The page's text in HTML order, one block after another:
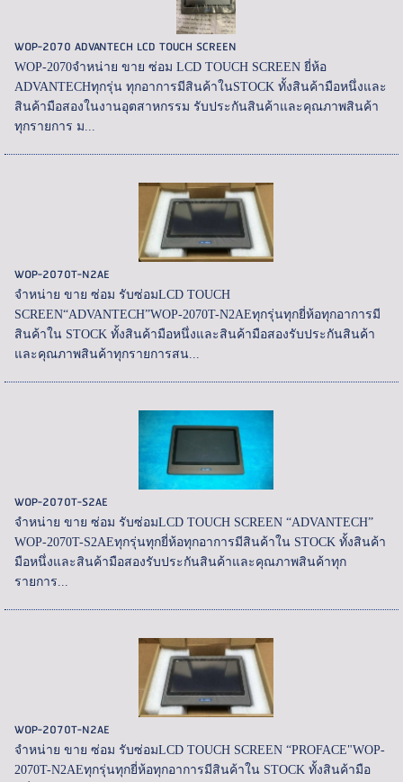
WOP-2070 ADVANTECH LCD TOUCH SCREEN
WOP-2070จำหน่าย ขาย ซ่อม LCD TOUCH SCREEN ยี่ห้อ
ADVANTECHทุกรุ่น ทุกอาการมีสินค้าในSTOCK ทั้งสินค้ามือหนึ่งและ
สินค้ามือสองในงานอุตสาหกรรม รับประกันสินค้าและคุณภาพสินค้า
ทุกรายการ ม...
WOP-2070T-N2AE
จำหน่าย ขาย ซ่อม รับซ่อมLCD TOUCH
SCREEN“ADVANTECH”WOP-2070T-N2AEทุกรุ่นทุกยี่ห้อทุกอาการมี
สินค้าใน STOCK ทั้งสินค้ามือหนึ่งและสินค้ามือสองรับประกันสินค้า
และคุณภาพสินค้าทุกรายการสน...
WOP-2070T-S2AE
จำหน่าย ขาย ซ่อม รับซ่อมLCD TOUCH SCREEN “ADVANTECH”
WOP-2070T-S2AEทุกรุ่นทุกยี่ห้อทุกอาการมีสินค้าใน STOCK ทั้งสินค้า
มือหนึ่งและสินค้ามือสองรับประกันสินค้าและคุณภาพสินค้าทุก
รายการ...
WOP-2070T-N2AE
จำหน่าย ขาย ซ่อม รับซ่อมLCD TOUCH SCREEN “PROFACE"WOP-
2070T-N2AEทุกรุ่นทุกยี่ห้อทุกอาการมีสินค้าใน STOCK ทั้งสินค้ามือ